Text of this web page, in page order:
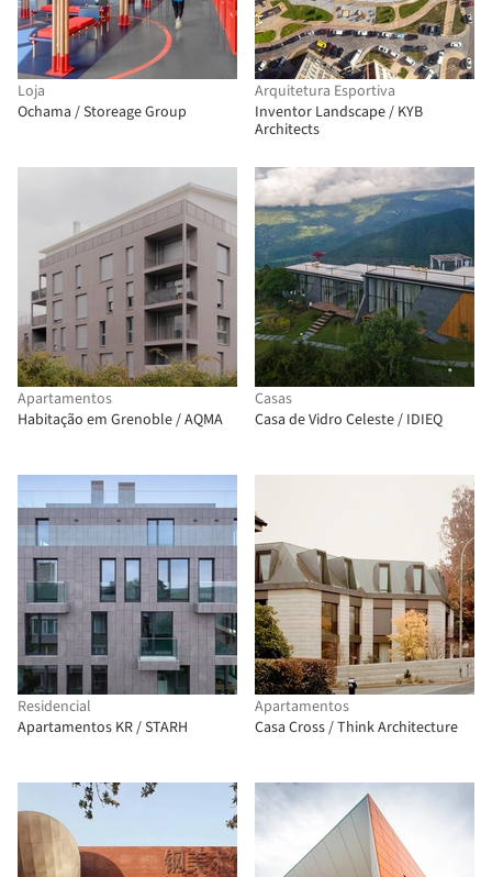
Loja
Ochama / Storeage Group
Arquitetura Esportiva
Inventor Landscape / KYB
Architects
Apartamentos
Habitação em Grenoble / AQMA
Casas
Casa de Vidro Celeste / IDIEQ
Residencial
Apartamentos KR / STARH
Apartamentos
Casa Cross / Think Architecture